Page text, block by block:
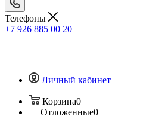
Телефоны
+7 926 885 00 20
Личный кабинет
Корзина0
Отложенные0